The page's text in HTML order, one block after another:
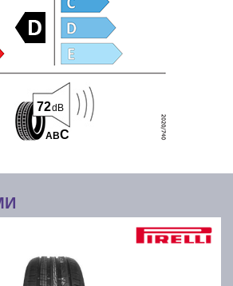
ABC
72dB